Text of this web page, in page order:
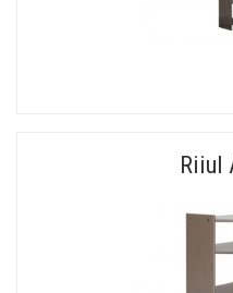
Riiul